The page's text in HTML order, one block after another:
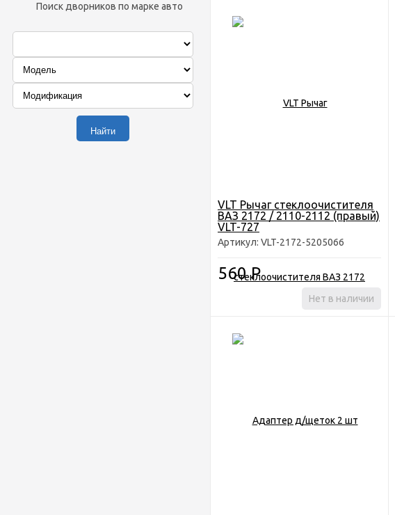
Поиск дворников по марке авто
VLT Рычаг стеклоочистителя
ВАЗ 2172 / 2110-2112 (правый)
VLT-727
Артикул: VLT-2172-5205066
560Р
Нет в наличии